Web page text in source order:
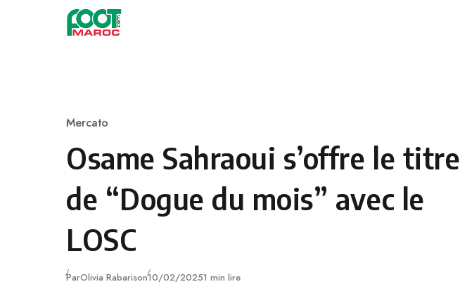
Skip to content
Category
Mercato
Osame Sahraoui s’offre le titre
de “Dogue du mois” avec le
LOSC
ParOlivia RabarisonPublié
10/02/20251 min lire